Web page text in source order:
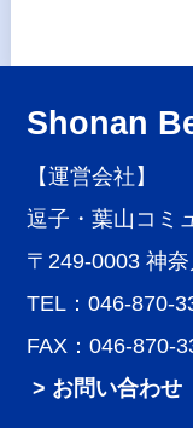
Shonan
【運営会社】
逗子・葉山コミ
〒249-0003 神
TEL：046-870-
FAX：046-870-
> お問い合わせ